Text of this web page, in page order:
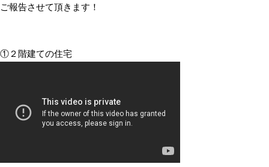
ご報告させて頂きます！
①２階建ての住宅